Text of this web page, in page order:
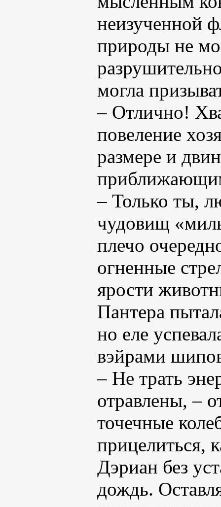
неизученной
природы не
могла
– Отлично!
повеление
размере и
– Только ты,
чудовищ
плечо
огненные
ярости
Пантера
но еле
вэйрами
– Не трать
отравлены, –
точечные
прицелиться,
Дэриан без
дождь.